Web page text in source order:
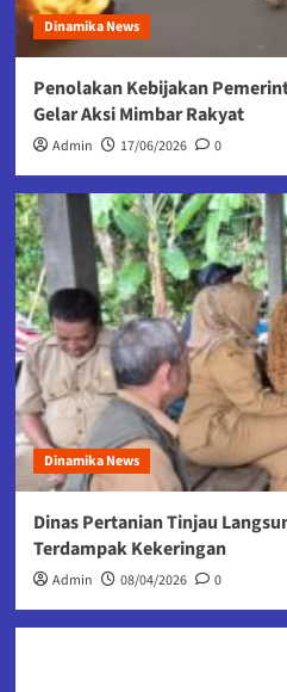
Dinamika News
Penolakan Kebijakan
Gelar Aksi Mimbar Rakyat
Admin 17/06/2026 0
Dinamika News
Dinas Pertanian Tinjau
Terdampak Kekeringan
Admin 08/04/2026 0